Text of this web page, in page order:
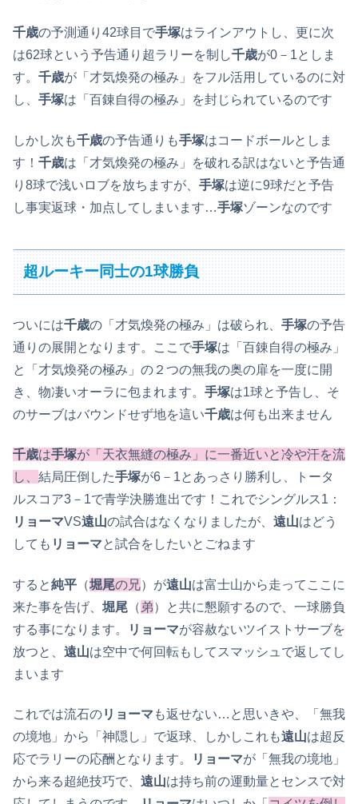
千歳の予測通り42球目で手塚はラインアウトし、更に次
は62球という予告通り超ラリーを制し千歳が0－1としま
す。 千歳が「才気煥発の極み」をフル活用しているのに対
し、 手塚は「百錬自得の極み」を封じられているのです
しかし次も千歳の予告通りも手塚はコードボールとしま
す！ 千歳は「才気煥発の極み」を破れる訳はないと予告通
り8球で浅いロブを放ちますが、 手塚は逆に9球だと予告
し事実返球・加点してしまいます…手塚ゾーンなのです
超ルーキー同士の1球勝負
ついには千歳の「才気煥発の極み」は破られ、 手塚の予告
通りの展開となります。ここで手塚は「百錬自得の極み」
と「才気煥発の極み」の２つの無我の奥の扉を一度に開
き、物凄いオーラに包まれます。 手塚は1球と予告し、そ
のサーブはバウンドせず地を這い千歳は何も出来ません
千歳は手塚が「天衣無縫の極み」に一番近いと冷や汗を流
し、 結局圧倒した手塚が6－1とあっさり勝利し、トータ
ルスコア3－1で青学決勝進出です！これでシングルス1：
リョーマVS遠山の試合はなくなりましたが、 遠山はどう
しても リョーマと試合をしたいとごねます
すると純平 （堀尾の兄）が遠山は富士山から走ってここに
来た事を告げ、 堀尾 （ 弟）と共に懇願するので、一球勝負
する事になります。
リョーマが容赦ないツイストサーブを
放つと、 遠山は空中で何回転もしてスマッシュで返してし
まいます
これでは流石のリョーマ も返せない…と思いきや、「無我
の境地」から「神隠し」で返球、しかしこれも遠山は超反
応でラリーの応酬となります。
リョーマが「無我の境地」
から来る超絶技巧で、 遠山は持ち前の運動量とセンスで対